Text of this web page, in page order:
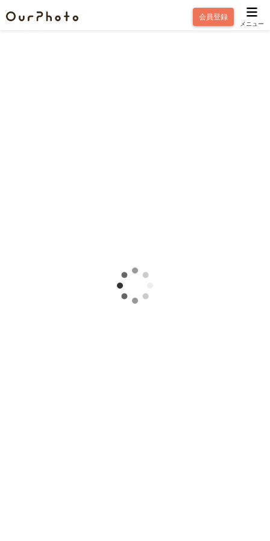
会員登録
メニュー